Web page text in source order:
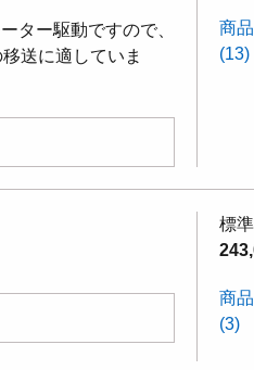
ター駆動ですので、
送に適していま
商
(13)
標
商
(3)